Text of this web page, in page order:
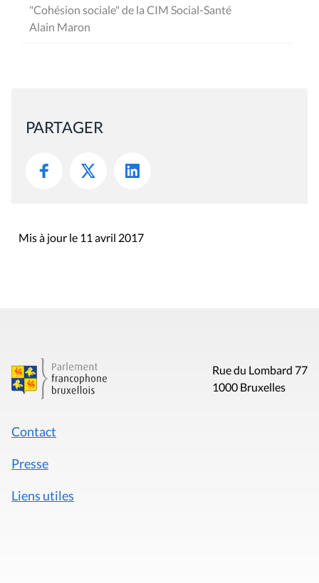
"Cohésion sociale" de la CIM Social-Santé
Alain Maron
PARTAGER
Mis à jour le 11 avril 2017
Rue du Lombard 77
1000 Bruxelles
Contact
Presse
Liens utiles